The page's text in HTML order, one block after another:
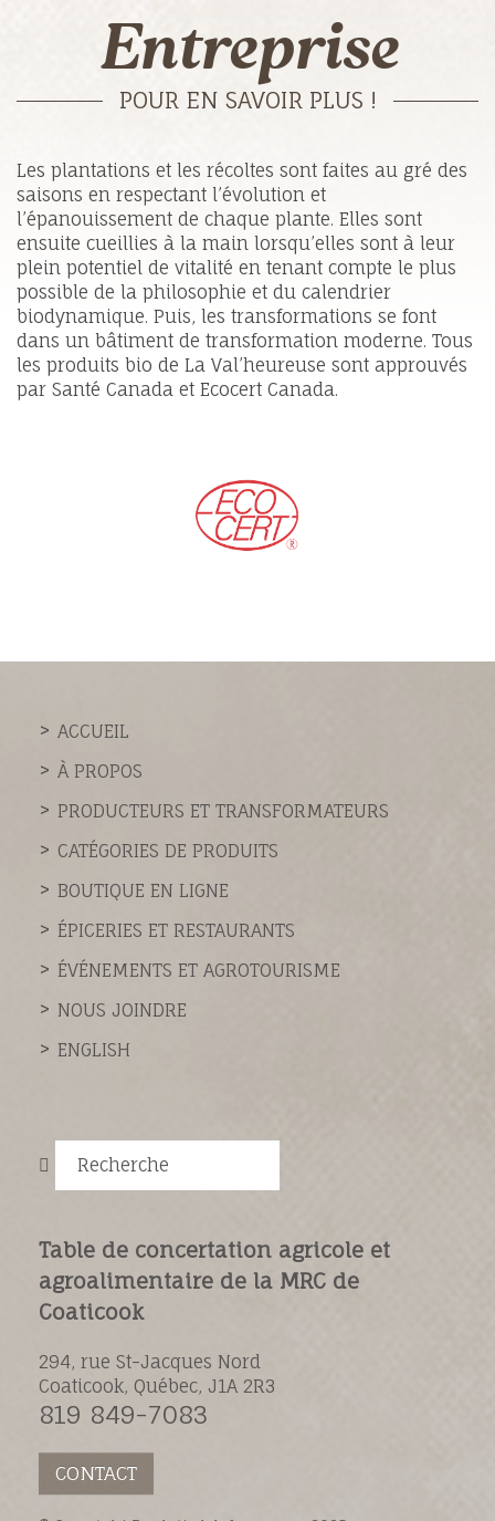
Entreprise
POUR EN SAVOIR PLUS !
Les plantations et les récoltes sont faites au gré des
saisons en respectant l’évolution et
l’épanouissement de chaque plante. Elles sont
ensuite cueillies à la main lorsqu’elles sont à leur
plein potentiel de vitalité en tenant compte le plus
possible de la philosophie et du calendrier
biodynamique. Puis, les transformations se font
dans un bâtiment de transformation moderne. Tous
les produits bio de La Val’heureuse sont approuvés
par Santé Canada et Ecocert Canada.
ACCUEIL
À PROPOS
PRODUCTEURS ET TRANSFORMATEURS
CATÉGORIES DE PRODUITS
BOUTIQUE EN LIGNE
ÉPICERIES ET RESTAURANTS
ÉVÉNEMENTS ET AGROTOURISME
NOUS JOINDRE
ENGLISH
Recherche
Table de concertation agricole et
agroalimentaire de la MRC de
Coaticook
294, rue St-Jacques Nord
Coaticook, Québec, J1A 2R3
819 849-7083
CONTACT